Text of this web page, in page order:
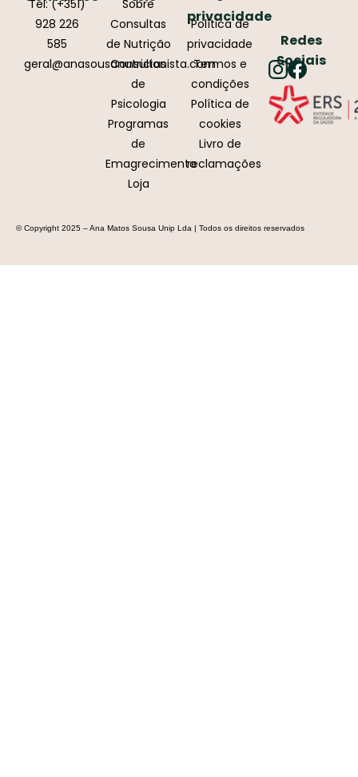
Tel: (+351)
928 226
585
geral@anasousanutricionista.com
Sobre
Consultas
de Nutrição
Consultas
de
Psicologia
Programas
de
Emagrecimento
Loja
privacidade
Política de
privacidade
Termos e
condições
Política de
cookies
Livro de
reclamações
Redes
Sociais
© Copyright 2025 – Ana Matos Sousa Unip Lda | Todos os direitos reservados